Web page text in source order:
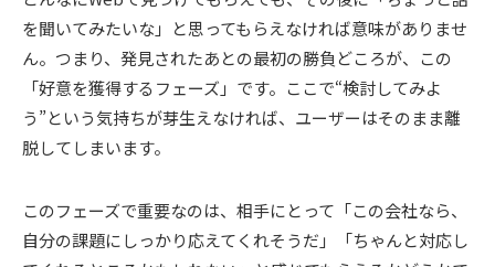
を聞いてみたいな」と思ってもらえなければ意味がありませ
ん。つまり、発見されたあとの最初の勝負どころが、この
「好意を獲得するフェーズ」です。ここで“検討してみよ
う”という気持ちが芽生えなければ、ユーザーはそのまま離
脱してしまいます。
このフェーズで重要なのは、相手にとって「この会社なら、
自分の課題にしっかり応えてくれそうだ」「ちゃんと対応し